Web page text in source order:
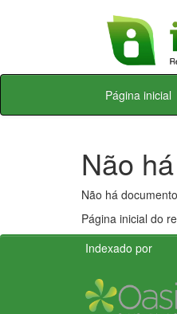
Skip
Página inicial
Não
Não há
Página inicial do
Indexado por